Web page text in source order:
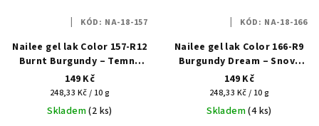
Nailee gel lak Color 157-R12
Burnt Burgundy – Temná
noblesa HEMA Free 6g
149 Kč
Měrná
cena:
248,33 Kč / 10 g
Skladem(2 ks)
KÓD: NA-18-157
Nailee gel lak Color 166-R9
Burgundy Dream – Snový
luxus HEMA Free 6g
149 Kč
Měrná
cena:
248,33 Kč / 10 g
Skladem(4 ks)
KÓD: NA-18-166